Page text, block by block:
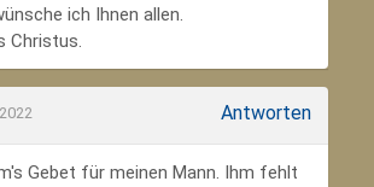
ich Ihnen allen.
Christus.
Antworten
Gebet für meinen Mann. Ihm fehlt